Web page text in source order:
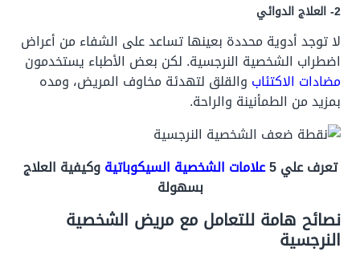
2- العلاج الدوائي
لا توجد أدوية محددة بعينها تساعد على الشفاء من أعراض
اضطراب الشخصية النرجسية. لكن بعض الأطباء يستخدمون
مضادات الاكتئاب والقلق لتهدئة مخاوف المريض، ومده
بمزيد من الطمأنينة والراحة.
تعرف علي 5 علامات الشخصية السيكوباتيةوكيفية العلاج
بسهولة
نصائح هامة للتعامل مع مريض الشخصية
النرجسية